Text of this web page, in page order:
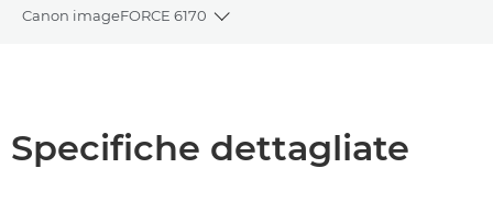
Canon imageFORCE 6170
Toggle breadcrumbs
Specifiche dettagliate